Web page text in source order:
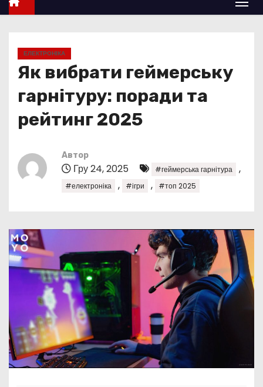
ЕЛЕКТРОНІКА
Як вибрати геймерську
гарнітуру: поради та
рейтинг 2025
Автор
Гру 24, 2025 #геймерська гарнітура ,
#електроніка , #ігри , #топ 2025